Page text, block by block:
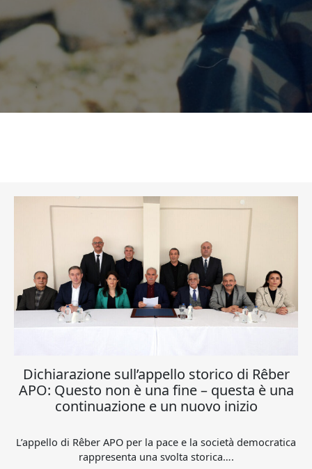
Dichiarazione sull’appello storico di Rêber
APO: Questo non è una fine – questa è una
continuazione e un nuovo inizio
L’appello di Rêber APO per la pace e la società democratica
rappresenta una svolta storica….